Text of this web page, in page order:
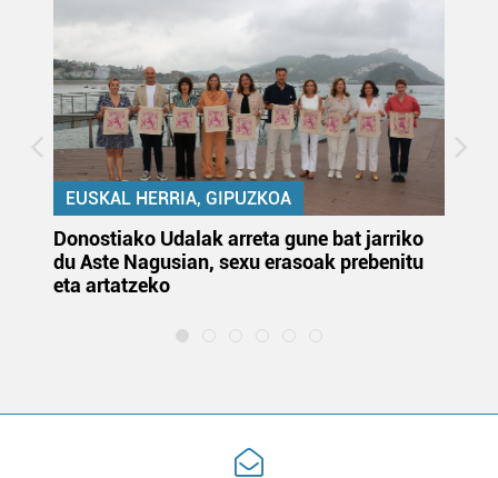
EUSKAL HERRIA, GIPUZKOA
Donostiako Udalak arreta gune bat jarriko
du Aste Nagusian, sexu erasoak prebenitu
eta artatzeko